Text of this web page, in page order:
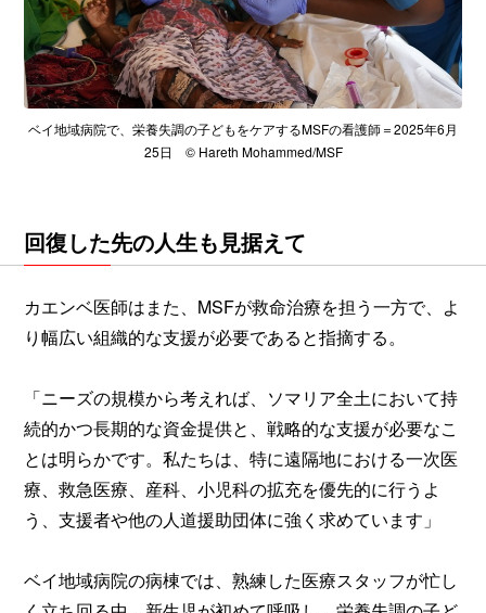
ベイ地域病院で、栄養失調の子どもをケアするMSFの看護師＝2025年6月
25日 © Hareth Mohammed/MSF
回復した先の人生も見据えて
カエンベ医師はまた、MSFが救命治療を担う一方で、よ
り幅広い組織的な支援が必要であると指摘する。
「ニーズの規模から考えれば、ソマリア全土において持
続的かつ長期的な資金提供と、戦略的な支援が必要なこ
とは明らかです。私たちは、特に遠隔地における一次医
療、救急医療、産科、小児科の拡充を優先的に行うよ
う、支援者や他の人道援助団体に強く求めています」
ベイ地域病院の病棟では、熟練した医療スタッフが忙し